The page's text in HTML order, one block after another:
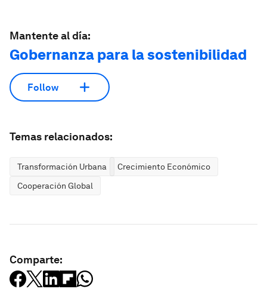
Mantente al día:
Gobernanza para la sostenibilidad
Follow
Temas relacionados:
Transformación Urbana
Crecimiento Económico
Cooperación Global
Comparte: